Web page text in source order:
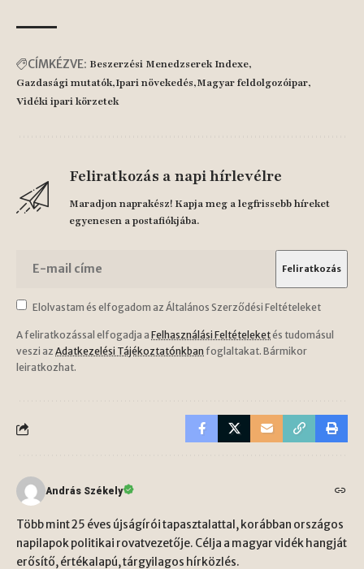
CÍMKÉZVE: Beszerzési Menedzserek Indexe
Gazdasági mutatók Ipari növekedés Magyar feldolgozóipar
Vidéki ipari körzetek
Feliratkozás a napi hírlevélre
Maradjon naprakész! Kapja meg a legfrissebb híreket
egyenesen a postafiókjába.
Elolvastam és elfogadom az Általános Szerződési Feltételeket
A feliratkozással elfogadja a Felhasználási Feltételeketés tudomásul
veszi az Adatkezelési Tájékoztatónkban foglaltakat. Bármikor
leiratkozhat.
András Székely
Több mint 25 éves újságírói tapasztalattal, korábban országos
napilapok politikai rovatvezetője. Célja a magyar vidék hangját
erősítő, értékalapú, tárgyilagos hírközlés.